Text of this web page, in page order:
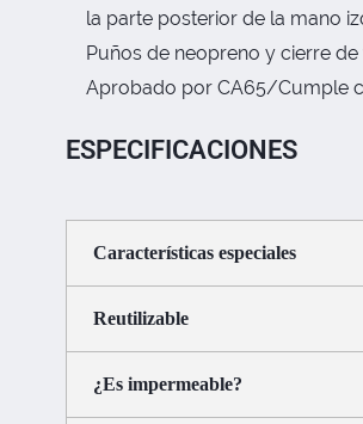
la parte posterior de la mano
Puños de neopreno y cierre
Aprobado por CA65/Cumple
ESPECIFICACIONES
Características especiales
Reutilizable
¿Es impermeable?